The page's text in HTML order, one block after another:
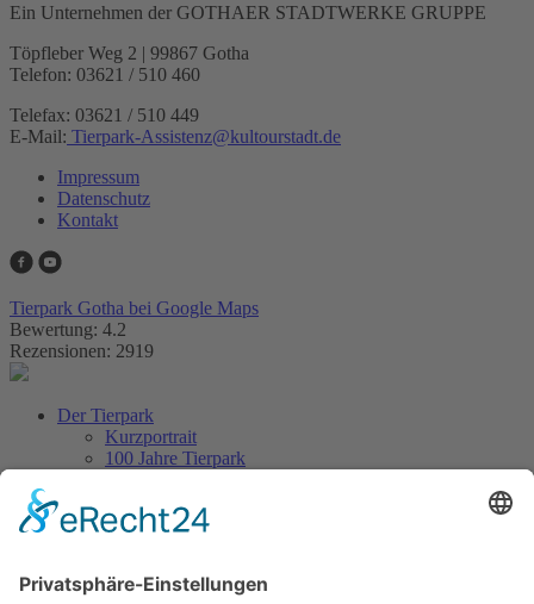
Ein Unternehmen der GOTHAER STADTWERKE GRUPPE
Töpfleber Weg 2 | 99867 Gotha
Telefon: 03621 / 510 460
Telefax: 03621 / 510 449
E-Mail: Tierpark-Assistenz@kultourstadt.de
Impressum
Datenschutz
Kontakt
Tierpark Gotha bei Google Maps
Bewertung: 4.2
Rezensionen: 2919
Der Tierpark
Kurzportrait
100 Jahre Tierpark
Artenschutz
Lageplan